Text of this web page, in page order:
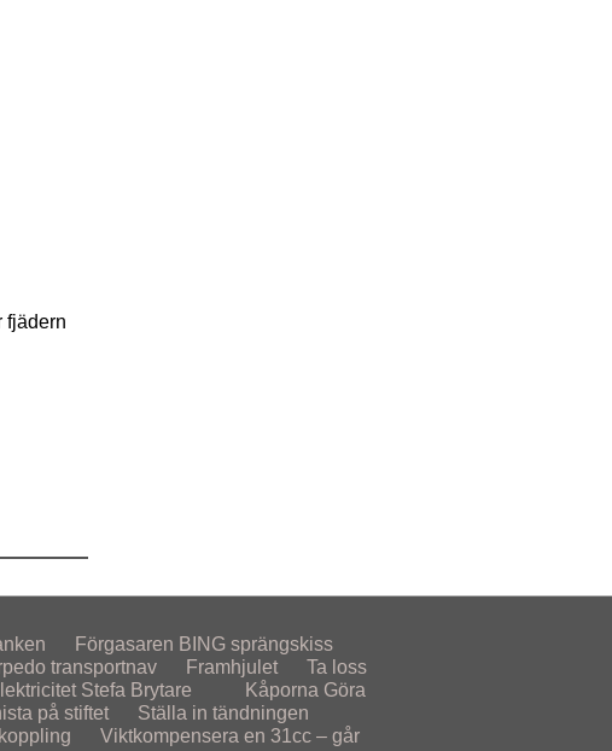
fjädern
Förgasaren BING sprängskiss
transportnav Framhjulet
Ta loss
Stefa Brytare Kåporna Göra
på stiftet
Ställa in tändningen
Viktkompensera en 31cc – går